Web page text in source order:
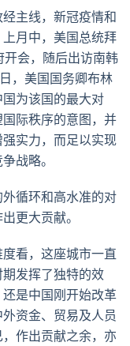
主线，新冠疫情和
月中，美国总统拜
会，随后出访南韩
，美国国务卿布林
为该国的最大对
际秩序的意图，并
实力，而足以实现
战略。
循环和高水准的对
更大贡献。
看，这座城市一直
发挥了独特的效
是中国刚开始改革
资金、贸易及人员
作出贡献之余，亦